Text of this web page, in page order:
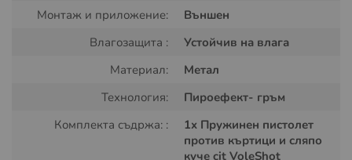
Лесна употреба: Интуитивен механизъм за бързо
пускане в експлоатация.
Подробно ръководство: Включени са инструкции за
Начин на употреба
Монтаж и приложение:
Външен
Влагозащита :
Устойчив на влага
Материал:
Метал
Технология:
Пироефект- гръм
Комплекта съдржа: :
1x Пружинен пистолет
против къртици и сляпо
куче cit VoleShot